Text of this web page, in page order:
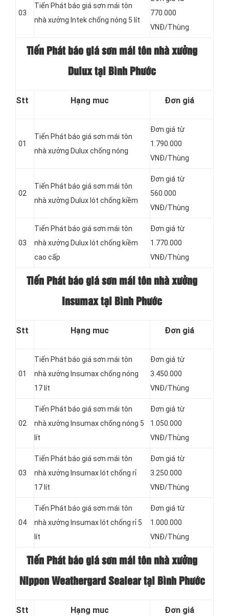
03
Tiến Phát báo giá sơn mái tôn
nhà xưởng Intek chống nóng 5 lít
770.000
VNĐ/Thùng
Tiến Phát báo giá sơn mái tôn nhà xưởng
Dulux tại Bình Phước
Stt Hạng muc Đơn giá
01
Tiến Phát báo giá sơn mái tôn
nhà xưởng Dulux chống nóng
Đơn giá từ
1.790.000
VNĐ/Thùng
02
Tiến Phát báo giá sơn mái tôn
nhà xưởng Dulux lót chống kiềm
Đơn giá từ
560.000
VNĐ/Thùng
03
Tiến Phát báo giá sơn mái tôn
nhà xưởng Dulux lót chống kiềm
cao cấp
Đơn giá từ
1.770.000
VNĐ/Thùng
Tiến Phát báo giá sơn mái tôn nhà xưởng
Insumax tại Bình Phước
Stt Hạng muc Đơn giá
01
Tiến Phát báo giá sơn mái tôn
nhà xưởng Insumax chống nóng
17 lít
Đơn giá từ
3.450.000
VNĐ/Thùng
02
Tiến Phát báo giá sơn mái tôn
nhà xưởng Insumax chống nóng 5
lít
Đơn giá từ
1.050.000
VNĐ/Thùng
03
Tiến Phát báo giá sơn mái tôn
nhà xưởng Insumax lót chống rỉ
17 lít
Đơn giá từ
3.250.000
VNĐ/Thùng
04
Tiến Phát báo giá sơn mái tôn
nhà xưởng Insumax lót chống rỉ 5
lít
Đơn giá từ
1.000.000
VNĐ/Thùng
Tiến Phát báo giá sơn mái tôn nhà xưởng
Nippon Weathergard Sealear tại Bình Phước
Stt Hạng muc Đơn giá